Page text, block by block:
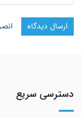
ارسال دیدگاه
دسترسی سریع